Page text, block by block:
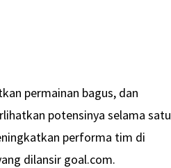
permainan bagus, dan
potensinya selama satu
performa tim di
dilansir goal.com.